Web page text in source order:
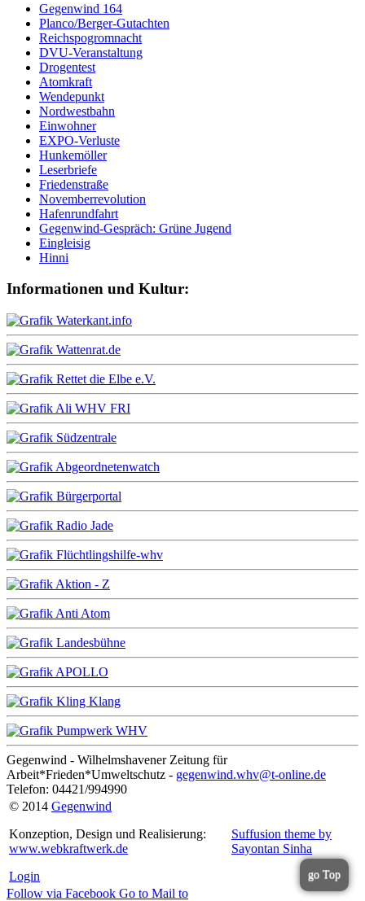
Gegenwind 164
Planco/Berger-Gutachten
Reichspogromnacht
DVU-Veranstaltung
Drogentest
Atomkraft
Wendepunkt
Nordwestbahn
Einwohner
EXPO-Verluste
Hunkemöller
Leserbriefe
Friedenstraße
Novemberrevolution
Hafenrundfahrt
Gegenwind-Gespräch: Grüne Jugend
Eingleisig
Hinni
Informationen und Kultur:
Gegenwind - Wilhelmshavener Zeitung für
Arbeit*Frieden*Umweltschutz - gegenwind.whv@t-online.de
Telefon: 04421/994990
© 2014 Gegenwind
Konzeption, Design und Realisierung:
www.webkraftwerk.de
Login
Suffusion theme by
Sayontan Sinha
Follow via Facebook Go to Mail to
go Top